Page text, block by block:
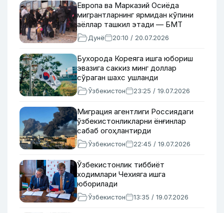
Европа ва Марказий Осиёда
мигрантларнинг ярмидан кўпини
аёллар ташкил этади — БМТ
Дунё 20:10 / 20.07.2026
Бухорода Кореяга ишга юбориш
эвазига саккиз минг доллар
сўраган шахс ушланди
Ўзбекистон 23:25 / 19.07.2026
Миграция агентлиги Россиядаги
ўзбекистонликларни ёнғинлар
сабаб огоҳлантирди
Ўзбекистон 22:45 / 19.07.2026
Ўзбекистонлик тиббиёт
ходимлари Чехияга ишга
юборилади
Ўзбекистон 13:35 / 19.07.2026